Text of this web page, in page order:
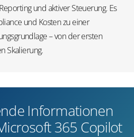
und aktiver Steuerung. Es
und Kosten zu einer
– von der ersten
Skalierung.
Informationen
365 Copilot